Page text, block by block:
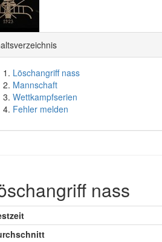
Löschangriff nass
Mannschaft
Wettkampfserien
Fehler melden
nass